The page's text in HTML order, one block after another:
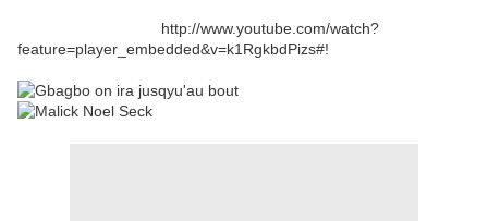
http://www.youtube.com/watch?
feature=player_embedded&v=k1RgkbdPizs#!